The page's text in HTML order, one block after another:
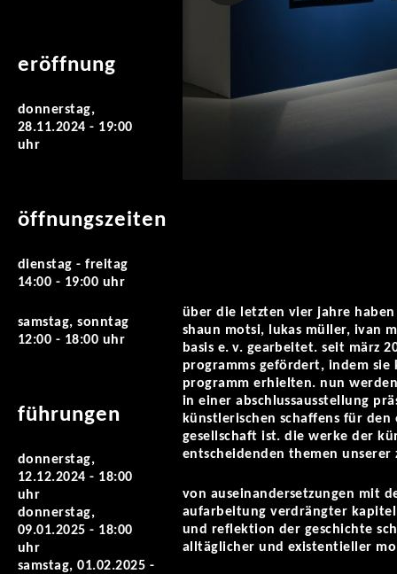
eröffnung
donnerstag,
28.11.2024 - 19:00
uhr
öffnungszeiten
dienstag - freitag
14:00 - 19:00 uhr
samstag, sonntag
12:00 - 18:00 uhr
führungen
donnerstag,
12.12.2024 - 18:00
uhr
donnerstag,
09.01.2025 - 18:00
uhr
samstag, 01.02.2025 -
über die letzten vier jahre
shaun motsi, lukas müller, ivan
basis e. v. gearbeitet. seit märz
programms gefördert, indem
programm erhielten. nun
in einer abschlussausstellung
künstlerischen schaffens für
gesellschaft ist. die werke der
entscheidenden themen unserer
von auseinandersetzungen mit
aufarbeitung verdrängter
und reflektion der geschichte
alltäglicher und existentieller